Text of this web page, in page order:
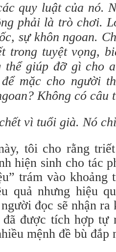
quy luật của nó.
phải là trò chơi.
sự khôn ngoan.
trong tuyệt vọng,
thể giúp đỡ gì cho
mặc cho người
Không có câu
vì tuổi già. Nó
tôi cho rằng
hiện sinh cho tác
trám vào khoảng
quả nhưng hiệu
đọc sẽ nhận ra
được tích hợp tự
mệnh đề bù đắp